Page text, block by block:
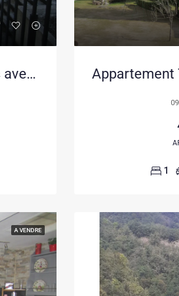
Appartement T2 à Couflens avec balcon, cave et parking, idéal pour résidence ou location touristique
1
A VENDRE